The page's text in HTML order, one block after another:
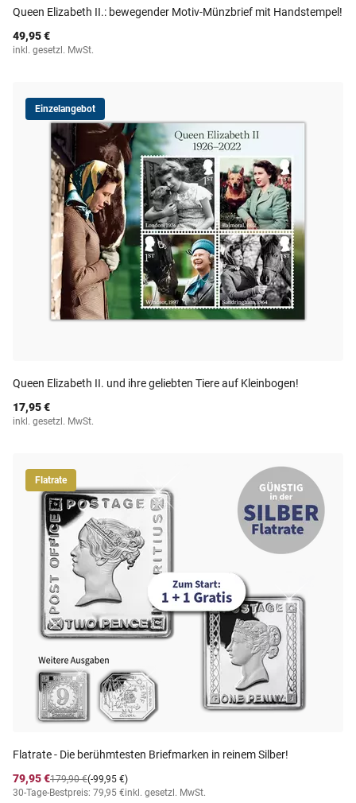
Queen Elizabeth II.: bewegender Motiv-Münzbrief mit Handstempel!
49,95 €
inkl. gesetzl. MwSt.
Einzelangebot
Queen Elizabeth II. und ihre geliebten Tiere auf Kleinbogen!
17,95 €
inkl. gesetzl. MwSt.
Flatrate
Flatrate - Die berühmtesten Briefmarken in reinem Silber!
79,95 €
(-99,95 €)
179,90 €
30-Tage-Bestpreis: 79,95 €inkl. gesetzl. MwSt.